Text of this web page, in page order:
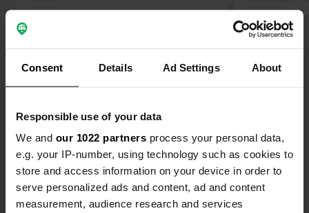
Consent Details Ad Settings About
Responsible use of your data
We and our 1022 partners process your personal data,
e.g. your IP-number, using technology such as cookies to
store and access information on your device in order to
serve personalized ads and content, ad and content
measurement, audience research and services
caravane. Des panneaux indiquent
veulent décourager les passants. Je
ne me suis pas vraiment senti à l'aise
camions venus de tous les pays
pour tirer la
pouvez
Contact